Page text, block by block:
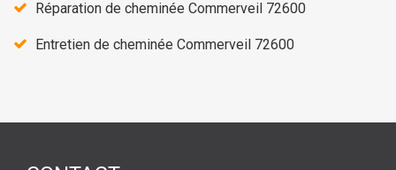
Réparation de cheminée Commerveil 72600
Entretien de cheminée Commerveil 72600